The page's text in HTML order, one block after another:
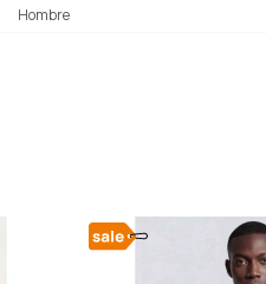
Hombre